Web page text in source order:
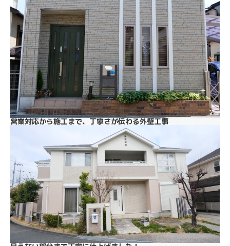
営業対応から施工まで、丁寧さが伝わる外壁工事